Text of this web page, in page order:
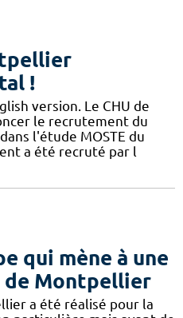
!
version. Le CHU de
le recrutement du
l'étude MOSTE du
a été recruté par l
qui mène à une
de Montpellier
a été réalisé pour la